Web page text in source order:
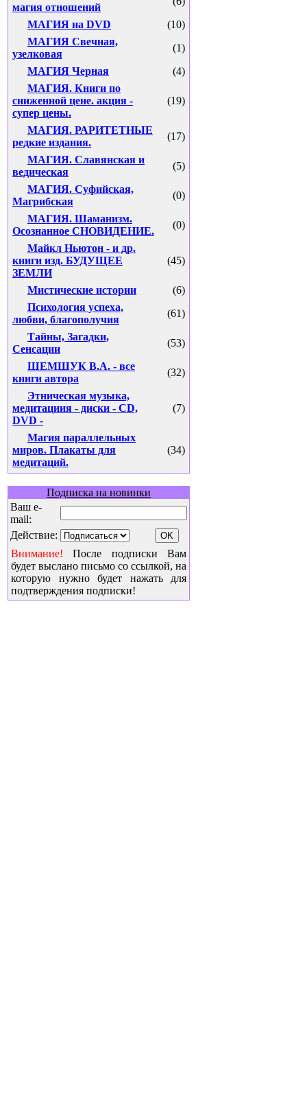
магия отношений
МАГИЯ на DVD
(10)
МАГИЯ Свечная,
узелковая
(1)
МАГИЯ Черная
(4)
МАГИЯ. Книги по
сниженной цене. акция -
супер цены.
(19)
МАГИЯ. РАРИТЕТНЫЕ
редкие издания.
(17)
МАГИЯ. Славянская и
ведическая
(5)
МАГИЯ. Суфийская,
Магрибская
(0)
МАГИЯ. Шаманизм.
Осознанное СНОВИДЕНИЕ.
(0)
Майкл Ньютон - и др.
книги изд. БУДУЩЕЕ
ЗЕМЛИ
(45)
Мистические истории
(6)
Психология успеха,
любви, благополучия
(61)
Тайны, Загадки,
Сенсации
(53)
ШЕМШУК В.А. - все
книги автора
(32)
Этническая музыка,
медитациия - диски - CD,
DVD -
(7)
Магия параллельных
миров. Плакаты для
медитаций.
(34)
Подписка на новинки
Ваш e-
mail:
Действие:
Внимание! После подписки Вам
будет выслано письмо со ссылкой, на
которую нужно будет нажать для
подтверждения подписки!